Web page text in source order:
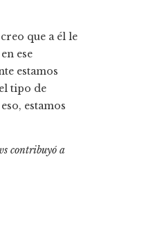
que a él le
ese
estamos
tipo de
estamos
contribuyó a